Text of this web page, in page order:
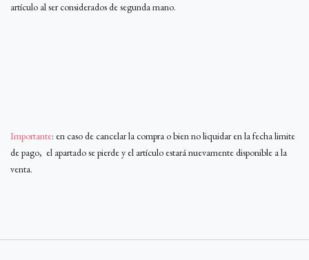
artículo al ser considerados de segunda mano.
Importante: en caso de cancelar la compra o bien no liquidar en la fecha limite
de pago, el apartado se pierde y el artículo estará nuevamente disponible a la
venta.